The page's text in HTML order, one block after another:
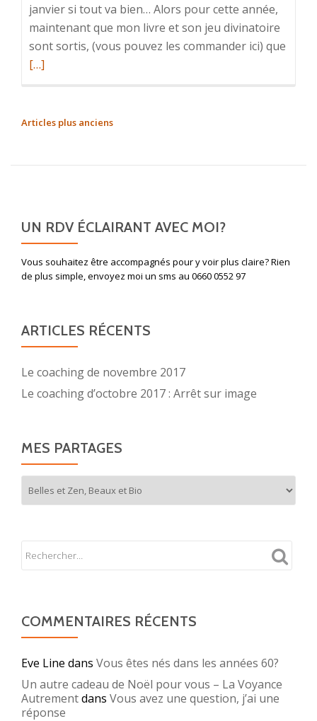
janvier si tout va bien… Alors pour cette année,
maintenant que mon livre et son jeu divinatoire
sont sortis, (vous pouvez les commander ici) que
[…]
NAVIGATION
Articles plus anciens
UN RDV ÉCLAIRANT AVEC MOI?
Vous souhaitez être accompagnés pour y voir plus claire? Rien
de plus simple, envoyez moi un sms au 0660 0552 97
ARTICLES RÉCENTS
Le coaching de novembre 2017
Le coaching d’octobre 2017 : Arrêt sur image
MES PARTAGES
partages
COMMENTAIRES RÉCENTS
Eve Line dans Vous êtes nés dans les années 60?
Un autre cadeau de Noël pour vous – La Voyance
Autrementdans Vous avez une question, j’ai une
réponse